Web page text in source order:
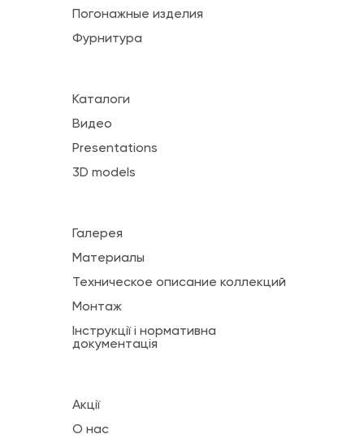
Погонажные изделия
Фурнитура
Каталоги
Видео
Presentations
3D models
Галерея
Материалы
Техническое описание коллекций
Монтаж
Інструкції і нормативна
документація
Акції
О нас